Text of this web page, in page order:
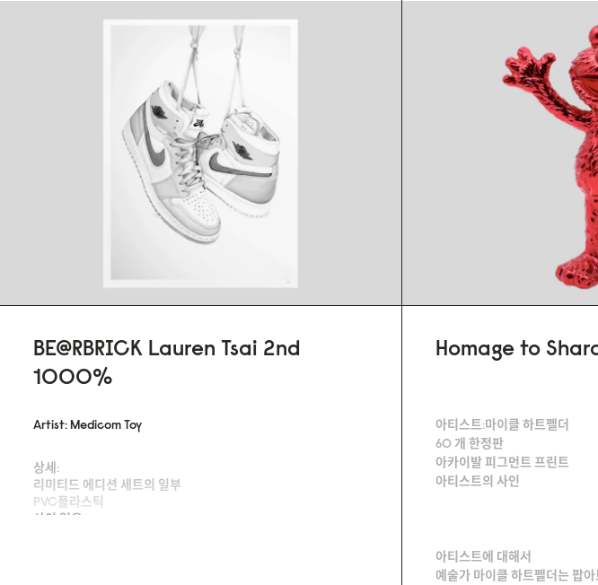
CERTIFICATE OF AUTHENTICITY
Arrives with certificate of authenticity hand-signed by the
Frame not included.
BE@RBRICK Lauren Tsai 2nd
1000%
Artist: Medicom Toy
상세:
리미티드 에디션 세트의 일부
PVC플라스틱
사인 없음
Homage to
아티스트:마이클 하트펠더
60 개 한정판
아카이발 피그먼트 프린트
아티스트의 사인
아티스트에 대해서
예술가 마이클 하트펠더는 팝